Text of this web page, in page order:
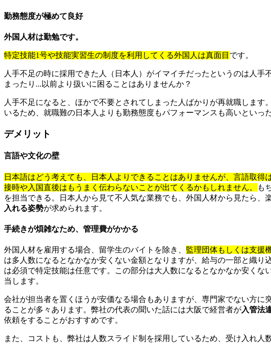
勤務態度が極めて良好
外国人材は勤勉です。
特定技能1号や技能実習生の制度を利用してくる外国人は真面目 です。
人手不足の時に採用できた人（日本人）がイマイチだったというのは人
まったり...以前より扱いに困ることはありませんか？
人手不足になると、ほかで不要とされてしまった人ばかりが再就職しま
いるため、就職難の日本人よりも勤務態度もパフォーマンスも高いといっ
デメリット
言語や文化の壁
日本語はどう考えても、日本人よりできることはありませんが、言語取
接時や入国直後はもうまく伝わらないことが出てくるかもしれません。
も
を担当できる。日本人から見て不人気な業務でも、外国人材から見たら
入れる姿勢が求められます。
手続きが煩雑なため、管理費がかかる
外国人材を雇用する場合、留学生のバイトを除き、 監理団体もしくは支援
は多人数になるとなかなか安くない金額となりますが、給与の一部と織
は必須で特定技能は任意です。この部分は大人数になるとなかなか安く
当します。
会社が担当者を置くほうが安価なる場合もありますが、専門家でない方
ることが多々あります。弊社の代表の聞いた話には大阪で経営者が入管法
依頼をすることがおすすめです。
また、コストも、弊社は人数スライド制を採用しているため、受け入れ